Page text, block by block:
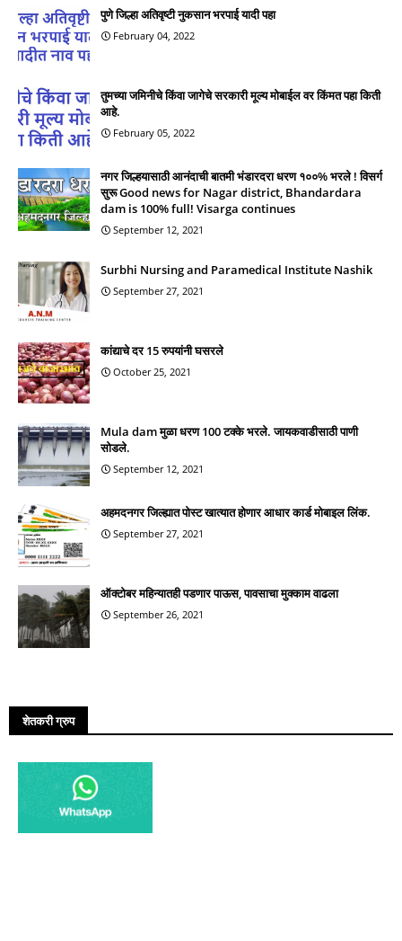
पुणे जिल्हा अतिवृष्टी नुकसान भरपाई यादी पहा
February 04, 2022
तुमच्या जमिनीचे किंवा जागेचे सरकारी मूल्य मोबाईल वर किंमत पहा किती
आहे.
February 05, 2022
नगर जिल्हयासाठी आनंदाची बातमी भंडारदरा धरण १००% भरले ! विसर्ग
सुरू Good news for Nagar district, Bhandardara
dam is 100% full! Visarga continues
September 12, 2021
Surbhi Nursing and Paramedical Institute Nashik
September 27, 2021
कांद्याचे दर 15 रुपयांनी घसरले
October 25, 2021
Mula dam मुळा धरण 100 टक्के भरले. जायकवाडीसाठी पाणी
सोडले.
September 12, 2021
अहमदनगर जिल्ह्यात पोस्ट खात्यात होणार आधार कार्ड मोबाइल लिंक.
September 27, 2021
ऑक्टोबर महिन्यातही पडणार पाऊस, पावसाचा मुक्काम वाढला
September 26, 2021
शेतकरी ग्रुप